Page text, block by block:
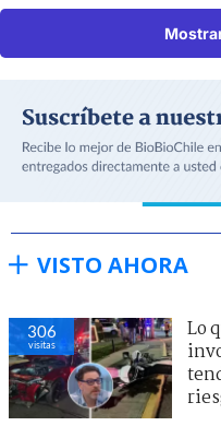
VISTO AHORA
306
visitas
Lo